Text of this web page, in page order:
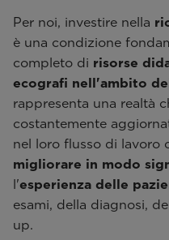
Per noi, investire nella
è una condizione
completo di risorse
ecografi nell'ambito
rappresenta una realtà
costantemente
nel loro flusso di lavoro
migliorare in modo
l'esperienza delle
esami, della diagnosi,
up.